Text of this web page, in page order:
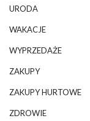
URODA
WAKACJE
WYPRZEDAŻE
ZAKUPY
ZAKUPY HURTOWE
ZDROWIE